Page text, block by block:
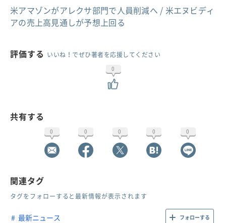
米アマゾンがアレクサ部門で人員削減へ / 米エヌビディ
アの売上高見通しが予想上回る
評価する いいね！でぜひ著者を応援してください
0
共有する
0 0 0 0 0
関連タグ
タグをフォローすると最新情報が表示されます
最新ニュース フォローする